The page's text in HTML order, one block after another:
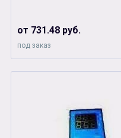
от 731.48 руб.
под заказ